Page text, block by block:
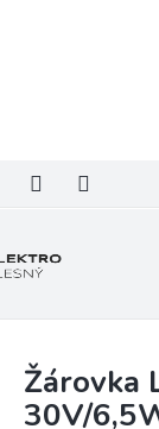
Žárovka
30V/